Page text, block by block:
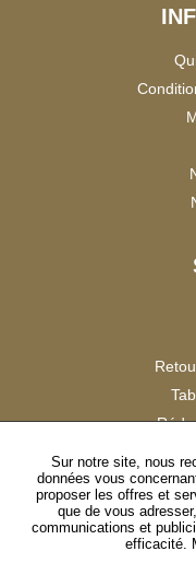
Sur notre site, nous
données vous
proposer les offres et
que de vous
communications et
efficacité.